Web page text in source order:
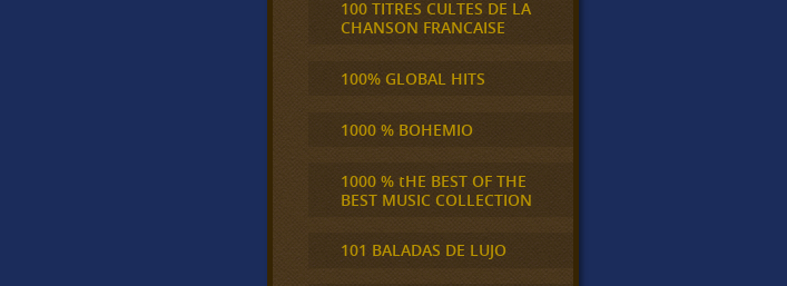
100 TITRES CULTES DE LA
CHANSON FRANCAISE
100% GLOBAL HITS
1000 % BOHEMIO
1000 % tHE BEST OF THE
BEST MUSIC COLLECTION
101 BALADAS DE LUJO